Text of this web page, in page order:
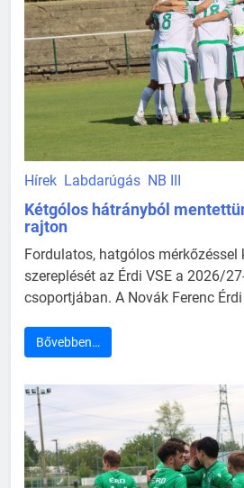
Hírek Labdarúgás NB III
Kétgólos hátrányból
rajton
Fordulatos, hatgólos mérkőzéssel
szereplését az Érdi VSE a 2026/
csoportjában. A Novák Ferenc
Bővebben…